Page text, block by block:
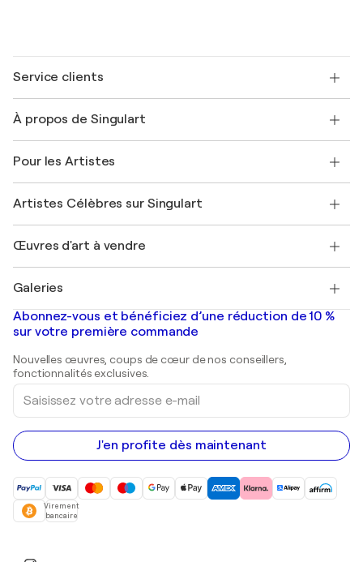
Service clients
Expédition
Offrir une carte cadeau
Rejoignez notre programme commercial
Mon compte
+33 1 76 44 06 42
À propos de Singulart
FAQ
Magazine Singulart
Emplois
Découvrez une sélection d'art original
Pour les Artistes
Se connecter en tant qu'Artiste
Artistes Célèbres sur Singulart
Marc Chagall
Banksy
Mr. Brainwash
Shepard Fairey
Œuvres d'art à vendre
Tableaux abstraits à vendre
Peintures de paysage
Estampes
Peintures acryliques
Galeries
Galeries d'art en France
Galeries d'art en Belgique
Abonnez-vous et bénéficiez d’une réduction de 10 %
sur votre première commande
Nouvelles œuvres, coups de cœur de nos conseillers,
fonctionnalités exclusives.
Saisissez
votre
adresse
e-
mail
J'en profite dès maintenant
Virement
bancaire